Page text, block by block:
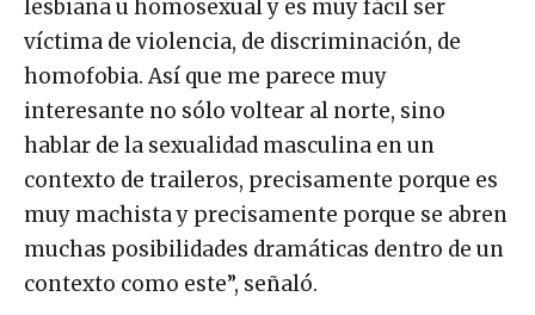
lesbiana u homosexual y es muy fácil ser
víctima de violencia, de discriminación, de
homofobia. Así que me parece muy
interesante no sólo voltear al norte, sino
hablar de la sexualidad masculina en un
contexto de traileros, precisamente porque es
muy machista y precisamente porque se abren
muchas posibilidades dramáticas dentro de un
contexto como este”, señaló.